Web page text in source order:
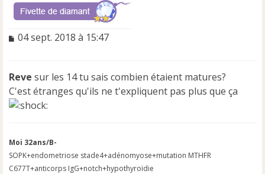
M
a
g
e
n
l
u
04 sept. 2018 à 15:47
Reve sur les 14 tu sais combien étaient matures?
C'est étranges qu'ils ne t'expliquent pas plus que ça
Moi 32ans/B-
SOPK+endometriose stade4+adénomyose+mutation MTHFR
C677T+anticorps IgG+notch+hypothyroïdie